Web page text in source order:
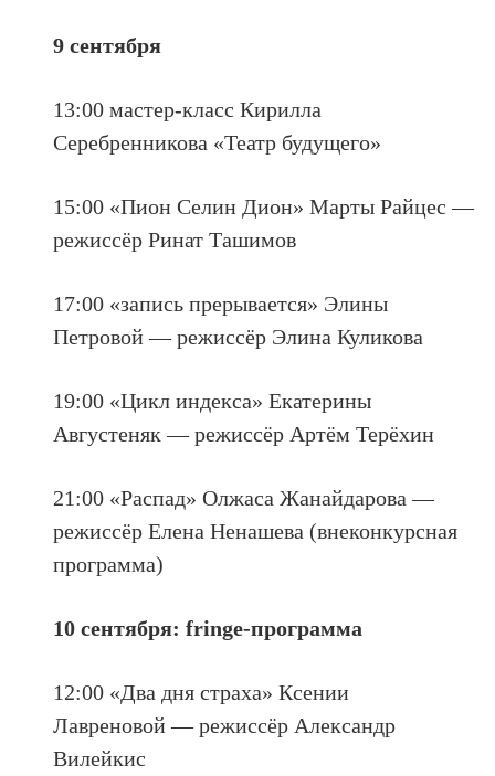
9 сентября
13:00 мастер-класс Кирилла
Серебренникова «Театр будущего»
15:00 «Пион Селин Дион» Марты Райцес —
режиссёр Ринат Ташимов
17:00 «запись прерывается» Элины
Петровой — режиссёр Элина Куликова
19:00 «Цикл индекса» Екатерины
Августеняк — режиссёр Артём Терёхин
21:00 «Распад» Олжаса Жанайдарова —
режиссёр Елена Ненашева (внеконкурсная
программа)
10 сентября: fringe-программа
12:00 «Два дня страха» Ксении
Лавреновой — режиссёр Александр
Вилейкис